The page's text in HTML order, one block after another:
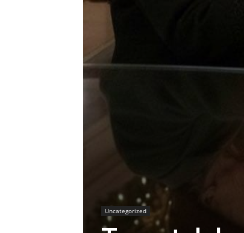
Uncategorized